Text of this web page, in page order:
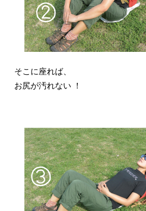
そこに座れば、
お尻が汚れない ！